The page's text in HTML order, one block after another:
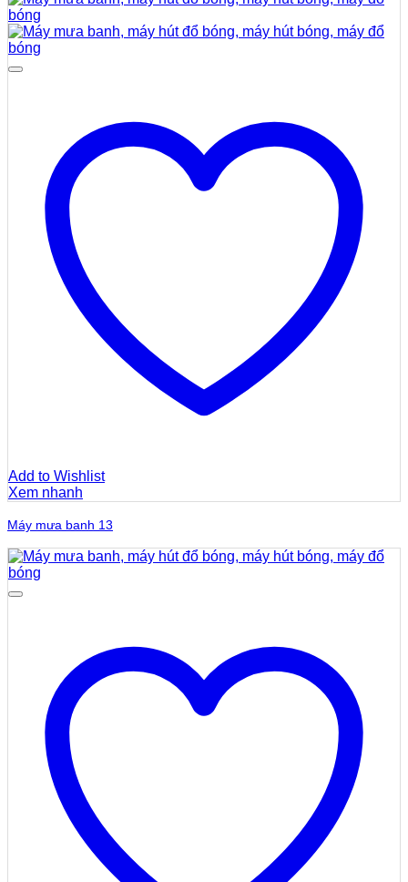
Add to Wishlist
Xem nhanh
Máy mưa banh 13